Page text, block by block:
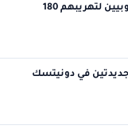
حرس الحدود بجازان يقبض على 9 يمنيين وإثيوبيين لتهريبهم 180
في دونيتسك